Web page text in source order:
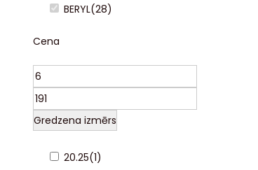
BERYL(28)
Cena
Gredzena izmērs
20.25(1)